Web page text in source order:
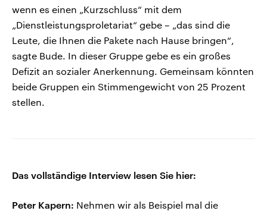
wenn es einen „Kurzschluss“ mit dem
„Dienstleistungsproletariat“ gebe – „das sind die
Leute, die Ihnen die Pakete nach Hause bringen“,
sagte Bude. In dieser Gruppe gebe es ein großes
Defizit an sozialer Anerkennung. Gemeinsam könnten
beide Gruppen ein Stimmengewicht von 25 Prozent
stellen.
Das vollständige Interview lesen Sie hier:
Peter Kapern: Nehmen wir als Beispiel mal die